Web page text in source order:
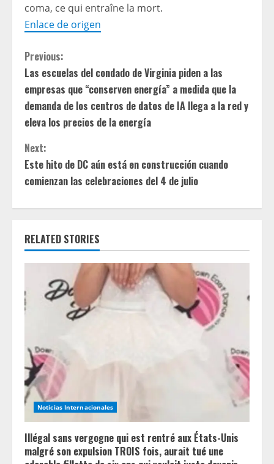
coma, ce qui entraîne la mort.
Enlace de origen
C
o
n
t
i
n
u
e
R
e
a
d
i
n
g
Previous:
Las escuelas del condado de Virginia piden a las
empresas que “conserven energía” a medida que la
demanda de los centros de datos de IA llega a la red y
eleva los precios de la energía
Next:
Este hito de DC aún está en construcción cuando
comienzan las celebraciones del 4 de julio
RELATED STORIES
Noticias Internacionales
Illégal sans vergogne qui est rentré aux États-Unis
malgré son expulsion TROIS fois, aurait tué une